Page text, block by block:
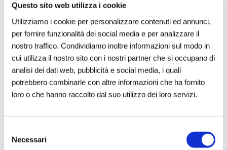
Questo sito web utilizza i cookie
Utilizziamo i cookie per personalizzare contenuti ed annunci,
per fornire funzionalità dei social media e per analizzare il
nostro traffico. Condividiamo inoltre informazioni sul modo in
cui utilizza il nostro sito con i nostri partner che si occupano di
analisi dei dati web, pubblicità e social media, i quali
potrebbero combinarle con altre informazioni che ha fornito
loro o che hanno raccolto dal suo utilizzo dei loro servizi.
delNecessari
100.000 euro che dovrà essere utilizzato
per l esecuzione del progetto stesso.
Scarica 15-Intermediachannel.it_8-marzo.pdf